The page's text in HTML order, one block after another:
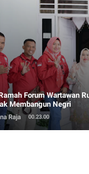
Forum Wartawan
Membangun Negri
Raja 00.23.00